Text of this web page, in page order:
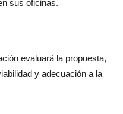
sus oficinas.
evaluará la propuesta,
y adecuación a la